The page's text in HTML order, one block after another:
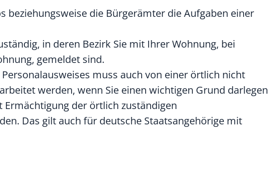
beziehungsweise die Bürgerämter die Aufgaben einer
in deren Bezirk Sie mit Ihrer Wohnung, bei
gemeldet sind.
muss auch von einer örtlich nicht
werden, wenn Sie einen wichtigen Grund darlegen
der örtlich zuständigen
Das gilt auch für deutsche Staatsangehörige mit